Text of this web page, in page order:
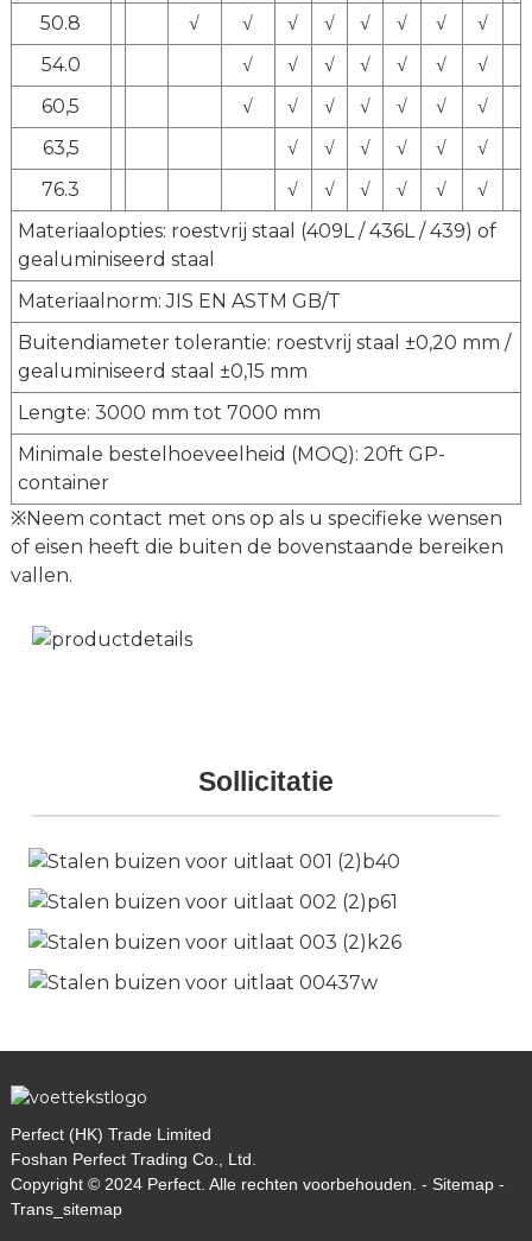
50.8
√ √ √ √ √ √ √
√
54.0
√ √ √ √ √ √
√
60,5
√ √ √ √ √ √
√
63,5
√ √ √ √ √
√
76.3
√ √ √ √ √
√
Materiaalopties: roestvrij staal (409L / 436L / 439) of
gealuminiseerd staal
Materiaalnorm: JIS EN ASTM GB/T
Buitendiameter tolerantie: roestvrij staal ±0,20 mm /
gealuminiseerd staal ±0,15 mm
Lengte: 3000 mm tot 7000 mm
Minimale bestelhoeveelheid (MOQ): 20ft GP-
container
※Neem contact met ons op als u specifieke wensen
of eisen heeft die buiten de bovenstaande bereiken
vallen.
Sollicitatie
Perfect (HK) Trade Limited
Foshan Perfect Trading Co., Ltd.
Copyright © 2024 Perfect. Alle rechten voorbehouden. - Sitemap-
Trans_sitemap